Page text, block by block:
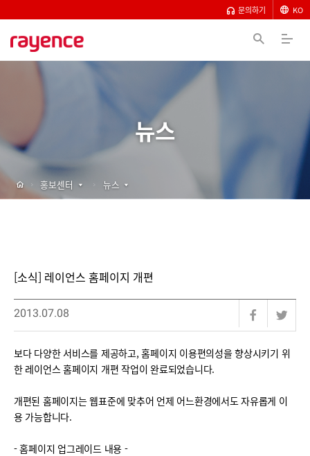
문의하기 KO
뉴스
[소식] 레이언스 홈페이지 개편
2013.07.08
보다 다양한 서비스를 제공하고, 홈페이지 이용편의성을 향상시키기 위
한 레이언스 홈페이지 개편 작업이 완료되었습니다.
개편된 홈페이지는 웹표준에 맞추어 언제 어느환경에서도 자유롭게 이
용 가능합니다.
- 홈페이지 업그레이드 내용 -